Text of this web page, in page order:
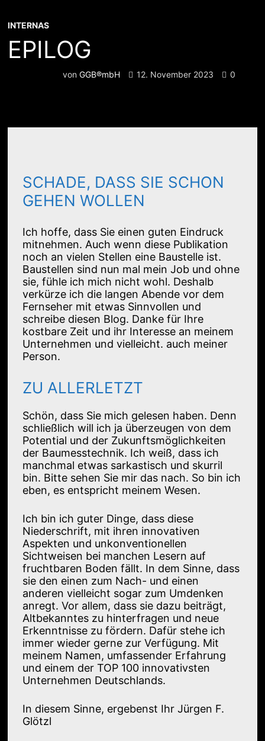
INTERNAS
EPILOG
von GGB®mbH 12. November 2023 0
SCHADE, DASS SIE SCHON
GEHEN WOLLEN
Ich hoffe, dass Sie einen guten Eindruck
mitnehmen. Auch wenn diese Publikation
noch an vielen Stellen eine Baustelle ist.
Baustellen sind nun mal mein Job und ohne
sie, fühle ich mich nicht wohl. Deshalb
verkürze ich die langen Abende vor dem
Fernseher mit etwas Sinnvollen und
schreibe diesen Blog. Danke für Ihre
kostbare Zeit und ihr Interesse an meinem
Unternehmen und vielleicht. auch meiner
Person.
ZU ALLERLETZT
Schön, dass Sie mich gelesen haben. Denn
schließlich will ich ja überzeugen von dem
Potential und der Zukunftsmöglichkeiten
der Baumesstechnik. Ich weiß, dass ich
manchmal etwas sarkastisch und skurril
bin. Bitte sehen Sie mir das nach. So bin ich
eben, es entspricht meinem Wesen.
Ich bin ich guter Dinge, dass diese
Niederschrift, mit ihren innovativen
Aspekten und unkonventionellen
Sichtweisen bei manchen Lesern auf
fruchtbaren Boden fällt. In dem Sinne, dass
sie den einen zum Nach- und einen
anderen vielleicht sogar zum Umdenken
anregt. Vor allem, dass sie dazu beiträgt,
Altbekanntes zu hinterfragen und neue
Erkenntnisse zu fördern. Dafür stehe ich
immer wieder gerne zur Verfügung. Mit
meinem Namen, umfassender Erfahrung
und einem der TOP 100 innovativsten
Unternehmen Deutschlands.
In diesem Sinne, ergebenst Ihr Jürgen F.
Glötzl